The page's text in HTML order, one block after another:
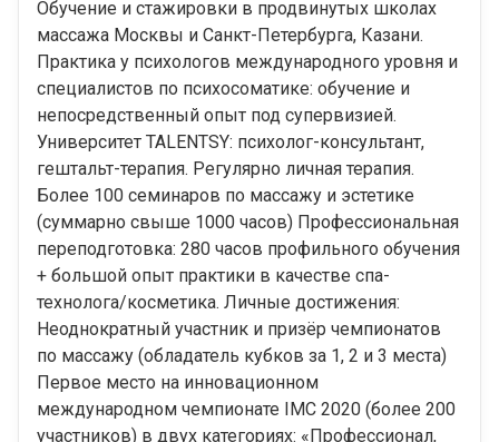
Обучение и стажировки в продвинутых школах
массажа Москвы и Санкт-Петербурга, Казани.
Практика у психологов международного уровня и
специалистов по психосоматике: обучение и
непосредственный опыт под супервизией.
Университет TALENTSY: психолог-консультант,
гештальт-терапия. Регулярно личная терапия.
Более 100 семинаров по массажу и эстетике
(суммарно свыше 1000 часов) Профессиональная
переподготовка: 280 часов профильного обучения
+ большой опыт практики в качестве спа-
технолога/косметика. Личные достижения:
Неоднократный участник и призёр чемпионатов
по массажу (обладатель кубков за 1, 2 и 3 места)
Первое место на инновационном
международном чемпионате IMC 2020 (более 200
участников) в двух категориях: «Профессионал,